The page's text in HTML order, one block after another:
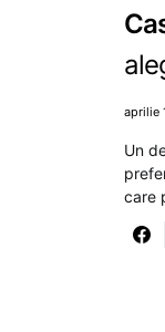
aprilie
Un
care